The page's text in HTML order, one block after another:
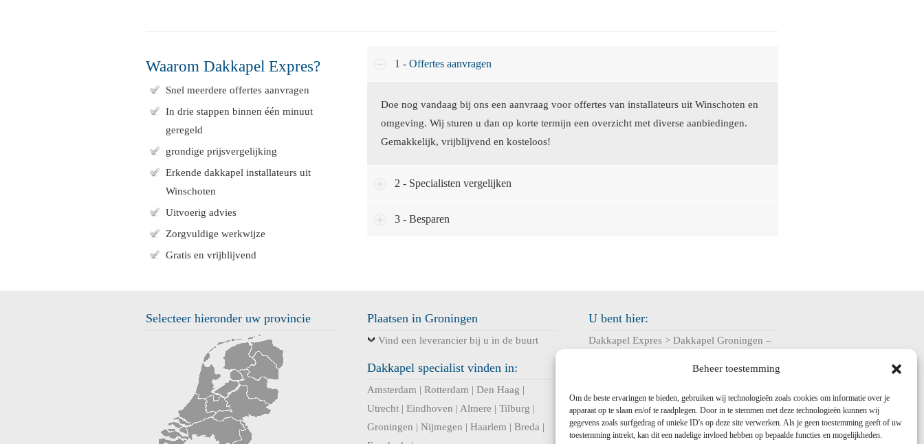
Beheer toestemming
Om de beste ervaringen te bieden, gebruiken wij technologieën zoals cookies om informatie over je
apparaat op te slaan en/of te raadplegen. Door in te stemmen met deze technologieën kunnen wij
gegevens zoals surfgedrag of unieke ID's op deze site verwerken. Als je geen toestemming geeft of uw
toestemming intrekt, kan dit een nadelige invloed hebben op bepaalde functies en mogelijkheden.
Waarom Dakkapel Expres?
Snel meerdere offertes aanvragen
In drie stappen binnen één minuut
geregeld
grondige prijsvergelijking
Erkende dakkapel installateurs uit
Winschoten
Uitvoerig advies
Zorgvuldige werkwijze
Gratis en vrijblijvend
1 - Offertes aanvragen
Doe nog vandaag bij ons een aanvraag voor offertes van installateurs uit Winschoten en
omgeving. Wij sturen u dan op korte termijn een overzicht met diverse aanbiedingen.
Gemakkelijk, vrijblijvend en kosteloos!
2 - Specialisten vergelijken
3 - Besparen
Selecteer hieronder uw provincie Plaatsen in Groningen
Vind een leverancier bij u in de buurt
Dakkapel specialist vinden in:
Amsterdam | Rotterdam | Den Haag |
Utrecht | Eindhoven | Almere | Tilburg |
Groningen | Nijmegen | Haarlem | Breda |
U bent hier:
Dakkapel Expres > Dakkapel Groningen –
dakkapellen